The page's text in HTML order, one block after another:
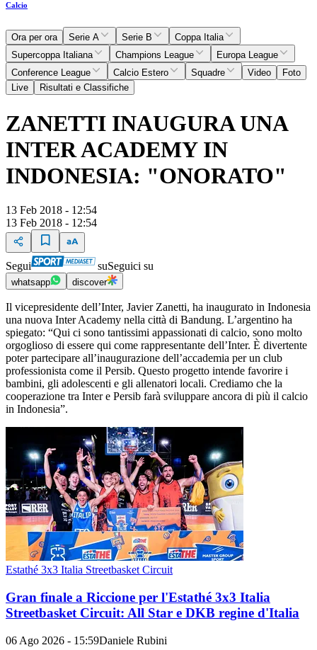
Calcio
Ora per ora Serie A Serie B
Coppa Italia
Supercoppa Italiana
Champions League
Europa League
Conference League
Calcio Estero Squadre Video
Foto
Live
Risultati e Classifiche
ZANETTI INAUGURA UNA
INTER ACADEMY IN
INDONESIA: "ONORATO"
13 Feb 2018 - 12:54
13 Feb 2018 - 12:54
Segui suSeguici su
whatsapp discover
Il vicepresidente dell’Inter, Javier Zanetti, ha inaugurato in Indonesia
una nuova Inter Academy nella città di Bandung. L’argentino ha
spiegato: “Qui ci sono tantissimi appassionati di calcio, sono molto
orgoglioso di essere qui come rappresentante dell’Inter. È divertente
poter partecipare all’inaugurazione dell’accademia per un club
professionista come il Persib. Questo progetto intende favorire i
bambini, gli adolescenti e gli allenatori locali. Crediamo che la
cooperazione tra Inter e Persib farà sviluppare ancora di più il calcio
in Indonesia”.
Estathé 3x3 Italia Streetbasket Circuit
Gran finale a Riccione per l'Estathé 3x3 Italia
Streetbasket Circuit: All Star e DKB regine d'Italia
06 Ago 2026 - 15:59Daniele Rubini